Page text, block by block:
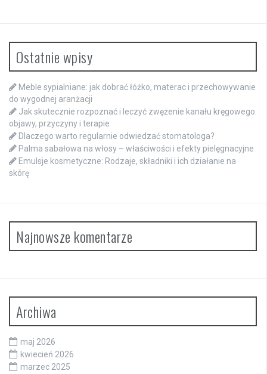
Ostatnie wpisy
Meble sypialniane: jak dobrać łóżko, materac i przechowywanie
do wygodnej aranżacji
Jak skutecznie rozpoznać i leczyć zwężenie kanału kręgowego:
objawy, przyczyny i terapie
Dlaczego warto regularnie odwiedzać stomatologa?
Palma sabałowa na włosy – właściwości i efekty pielęgnacyjne
Emulsje kosmetyczne: Rodzaje, składniki i ich działanie na
skórę
Najnowsze komentarze
Archiwa
maj 2026
kwiecień 2026
marzec 2025